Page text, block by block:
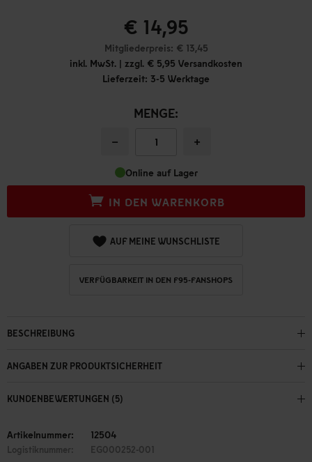
€ 14,95
Mitgliederpreis: € 13,45
inkl. MwSt. | zzgl. € 5,95 Versandkosten
Lieferzeit: 3-5 Werktage
MENGE:
− +
Online auf Lager
IN DEN WARENKORB
AUF MEINE WUNSCHLISTE
VERFÜGBARKEIT IN DEN F95-FANSHOPS
BESCHREIBUNG
ANGABEN ZUR PRODUKTSICHERHEIT
KUNDENBEWERTUNGEN (5)
Artikelnummer: 12504
Logistiknummer: EG000252-001